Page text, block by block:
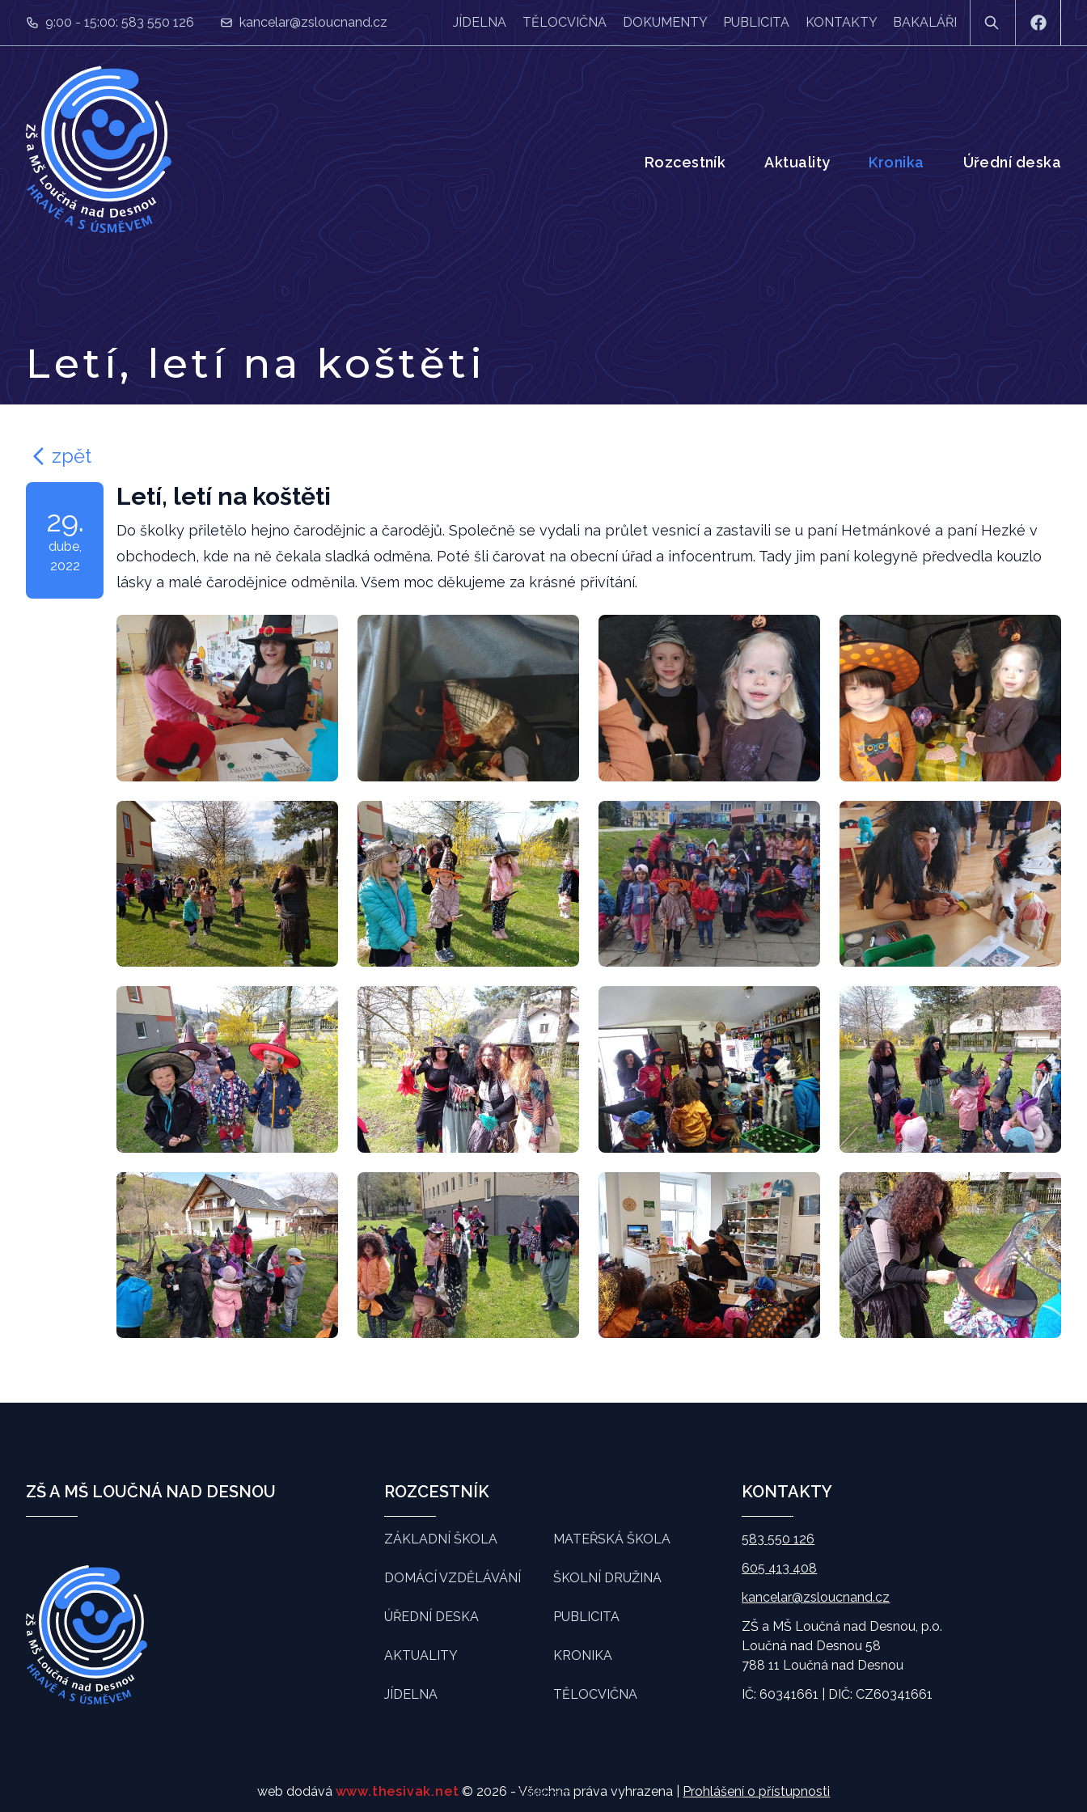
9:00 - 15:00: 583 550 126 kancelar@zsloucnand.cz JÍDELNA TĚLOCVIČNA DOKUMENTY PUBLICITA KONTAKTY BAKALÁŘI
Rozcestník Aktuality Kronika Úřední deska
Letí, letí na koštěti
zpět
29.
dube,
2022
Letí, letí na koštěti
Do školky přiletělo hejno čarodějnic a čarodějů. Společně se vydali na průlet vesnicí a zastavili se u paní Hetmánkové a paní Hezké v
obchodech, kde na ně čekala sladká odměna. Poté šli čarovat na obecní úřad a infocentrum. Tady jim paní kolegyně předvedla kouzlo
lásky a malé čarodějnice odměnila. Všem moc děkujeme za krásné přivítání.
ZŠ A MŠ LOUČNÁ NAD DESNOU ROZCESTNÍK
ZÁKLADNÍ ŠKOLA MATEŘSKÁ ŠKOLA
DOMÁCÍ VZDĚLÁVÁNÍ ŠKOLNÍ DRUŽINA
ÚŘEDNÍ DESKA PUBLICITA
AKTUALITY KRONIKA
JÍDELNA TĚLOCVIČNA
KONTAKTY
583 550 126
605 413 408
kancelar@zsloucnand.cz
ZŠ a MŠ Loučná nad Desnou, p.o.
Loučná nad Desnou 58
788 11 Loučná nad Desnou
IČ: 60341661 | DIČ: CZ60341661
web dodává www.thesivak.net © 2026 - Všechna práva vyhrazena | Prohlášení o přístupnosti
Souhlasím